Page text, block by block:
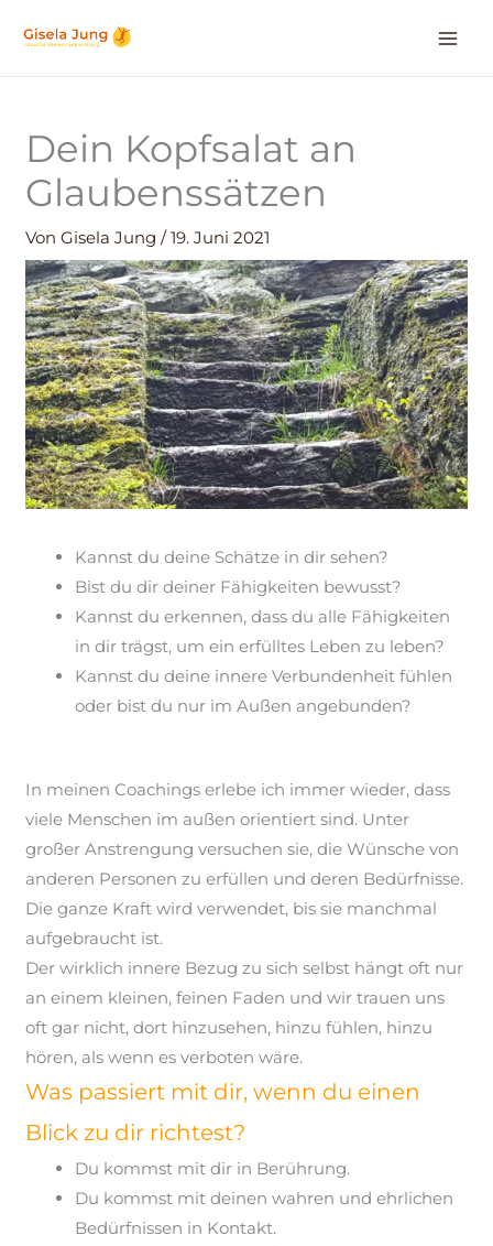
Inhalt
Dein Kopfsalat an
Glaubenssätzen
VonGisela Jung/19. Juni 2021
Kannst du deine Schätze in dir sehen?
Bist du dir deiner Fähigkeiten bewusst?
Kannst du erkennen, dass du alle Fähigkeiten
in dir trägst, um ein erfülltes Leben zu leben?
Kannst du deine innere Verbundenheit fühlen
oder bist du nur im Außen angebunden?
In meinen Coachings erlebe ich immer wieder, dass
viele Menschen im außen orientiert sind. Unter
großer Anstrengung versuchen sie, die Wünsche von
anderen Personen zu erfüllen und deren Bedürfnisse.
Die ganze Kraft wird verwendet, bis sie manchmal
aufgebraucht ist.
Der wirklich innere Bezug zu sichselbst hängt oft nur
an einem kleinen, feinen Faden und wir trauen uns
oft gar nicht, dort hinzusehen, hinzu fühlen, hinzu
hören, als wenn es verboten wäre.
Was passiert mit dir, wenn du einen
Blick zu dir richtest?
Du kommst mit dir in Berührung.
Du kommst mit deinen wahren und ehrlichen
Bedürfnissen in Kontakt.